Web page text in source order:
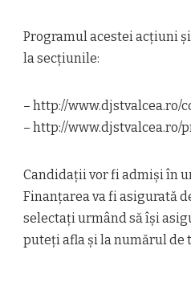
Programul acestei acţiuni
la secţiunile:
– http://
– http://www.djstvalcea.ro/
Candidaţii vor fi admişi în
Finanţarea va fi asigurată
selectaţi urmând să îşi
puteți afla și la numărul de